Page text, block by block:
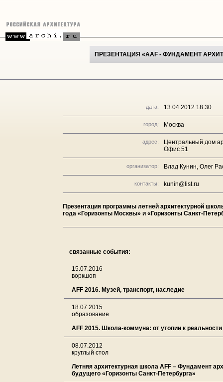
ПРЕЗЕНТАЦИЯ «AAF - ФУНДАМЕНТ
дата: 13.04.2012 18:30
город: Москва
адрес:
Центральный дом
Офис 51
организатор: Влад Кунин, Олег
контакты: kunin@list.ru
Презентация программы летней архитектурной
года «Горизонты Москвы» и «Горизонты Санкт-
связанные события:
15.07.2016
воркшоп
AFF 2016. Музей, транспорт, наследие
18.07.2015
образование
AFF 2015. Школа-коммуна: от утопии к реальности
08.07.2012
круглый стол
Летняя архитектурная школа AFF – Фундамент
будущего «Горизонты Санкт-Петербурга»